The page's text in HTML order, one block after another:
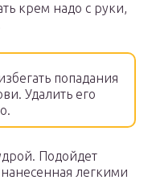
крем надо с руки,
попадания
Удалить его
Подойдет
легкими